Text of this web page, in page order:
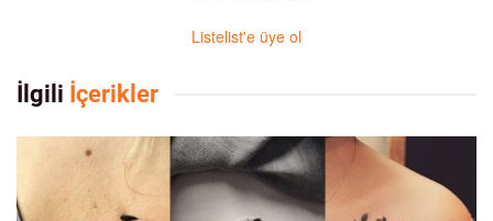
Listelist'e üye ol
İlgili İçerikler